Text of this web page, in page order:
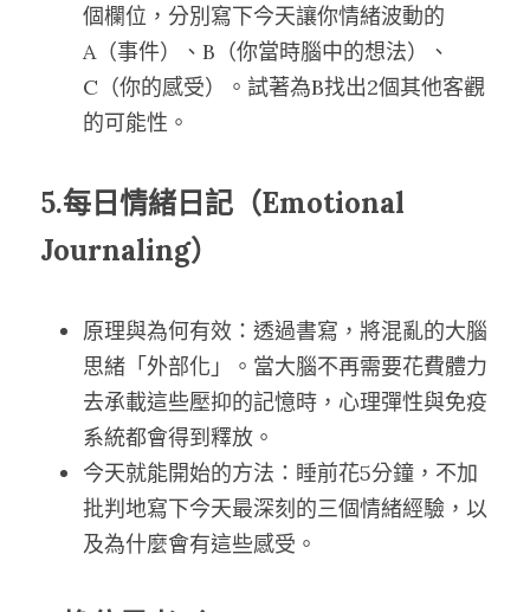
個欄位，分別寫下今天讓你情緒波動的
A（事件）、B（你當時腦中的想法）、
C（你的感受）。試著為B找出2個其他客觀
的可能性。
5.每日情緒日記（Emotional
Journaling）
原理與為何有效：透過書寫，將混亂的大腦
思緒「外部化」。當大腦不再需要花費體力
去承載這些壓抑的記憶時，心理彈性與免疫
系統都會得到釋放。
今天就能開始的方法：睡前花5分鐘，不加
批判地寫下今天最深刻的三個情緒經驗，以
及為什麼會有這些感受。